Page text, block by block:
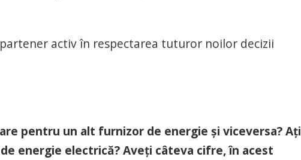
activ în respectarea tuturor noilor decizii
pentru un alt furnizor de energie și viceversa? Ați
energie electrică? Aveți câteva cifre, în acest